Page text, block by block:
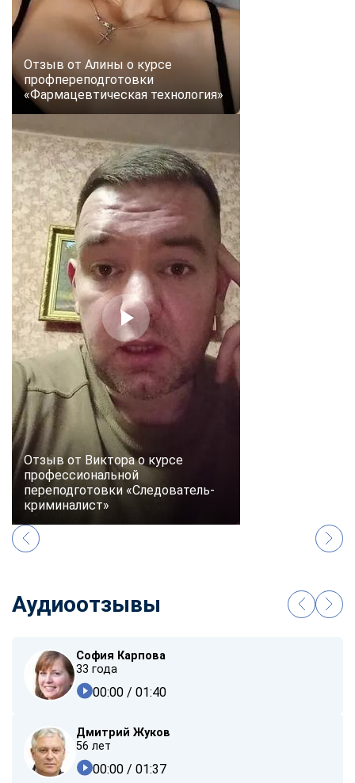
Отзыв от Алины о курсе
профпереподготовки
«Фармацевтическая технология»
Отзыв от Виктора о курсе
профессиональной
переподготовки «Следователь-
криминалист»
Аудиоотзывы
София Карпова
33 года
00:00 / 01:40
Дмитрий Жуков
56 лет
00:00 / 01:37